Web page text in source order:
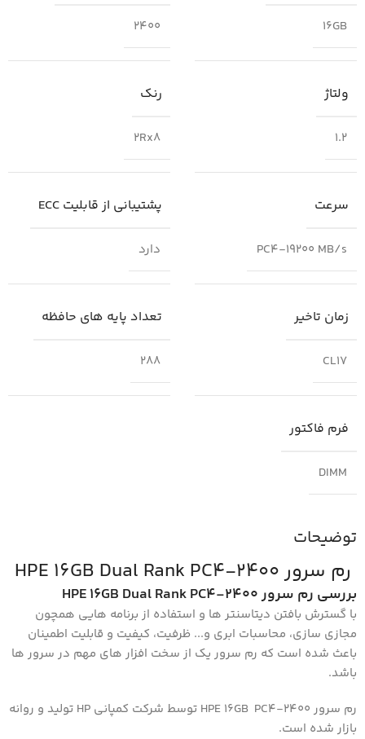
16GB
2400
ولتاژ
1.2
رنک
2Rx8
سرعت
PC4-19200 MB/s
پشتیبانی از قابلیت ECC
دارد
زمان تاخیر
CL17
تعداد پایه های حافظه
288
فرم فاکتور
DIMM
توضیحات
رم سرور HPE 16GB Dual Rank PC4-2400
بررسی رم سرور HPE 16GB Dual Rank PC4-2400
با گسترش بافتن دیتاسنتر ها و استفاده از برنامه هایی همچون
مجازی سازی، محاسبات ابری و... ظرفیت، کیفیت و قابلیت اطمینان
باعث شده است که رم سرور یک از سخت افزار های مهم در سرور ها
باشد.
رم سرور HPE 16GB PC4-2400 توسط شرکت کمپانی HP تولید و روانه
بازار شده است.